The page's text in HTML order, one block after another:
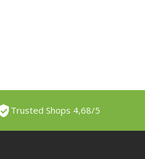
Trusted Shops 4,68/5